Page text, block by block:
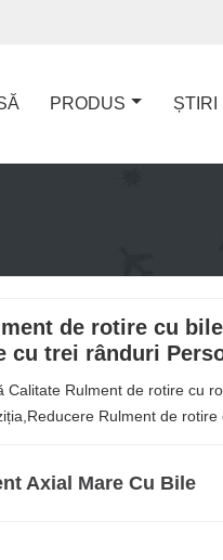
PRODUS ȘTIRI
de rotire cu
cu trei rânduri
Calitate Rulment de rotire cu
Rulment de
Axial Mare Cu Bile